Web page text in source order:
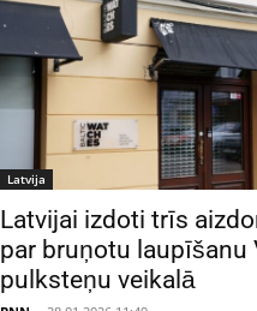
Latvija
Latvijai izdoti trīs
par bruņotu laupīšanu
pulksteņu veikalā